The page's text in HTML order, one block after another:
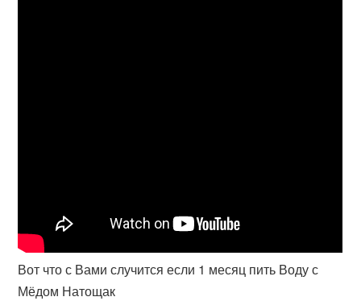
Вот что с Вами случится если 1 месяц пить Воду с
Мёдом Натощак